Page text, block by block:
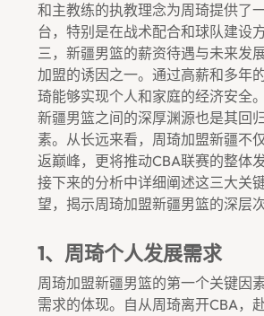
和主教练的执教理念为周琦提供了
台，特别是在战术配合和球队建设
三，新疆男篮的薪资待遇与未来发
加盟的诱因之一。通过高薪和多年
琦能够实现个人和家庭的经济安全
新疆男篮之间的深厚渊源也是其回
素。从长远来看，周琦加盟新疆不
返巅峰，更将推动CBA联赛的整体
接下来的分析中详细阐述这三大关
望，揭示周琦加盟新疆男篮的深层次
1、周琦个人发展需求
周琦加盟新疆男篮的第一个关键因
需求的体现。自从周琦离开CBA，